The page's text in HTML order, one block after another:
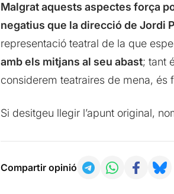
Malgrat aquests aspectes força
negatius que la direcció de Jordi
representació teatral de la que
amb els mitjans al seu abast; tant
considerem teatraires de mena, és
Si desitgeu llegir l’apunt original,
Compartir opinió